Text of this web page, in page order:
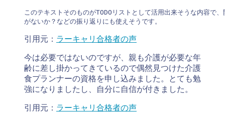
このテキストそのものがTODOリストとして活用出来そうな内容で
がないか？などの振り返りにも使えそうです。
引用元： ラーキャリ合格者の声
今は必要ではないのですが、親も介護が必要な年
齢に差し掛かってきているので偶然見つけた介護
食プランナーの資格を申し込みました。とても勉
強になりましたし、自分に自信が付きました。
引用元： ラーキャリ合格者の声